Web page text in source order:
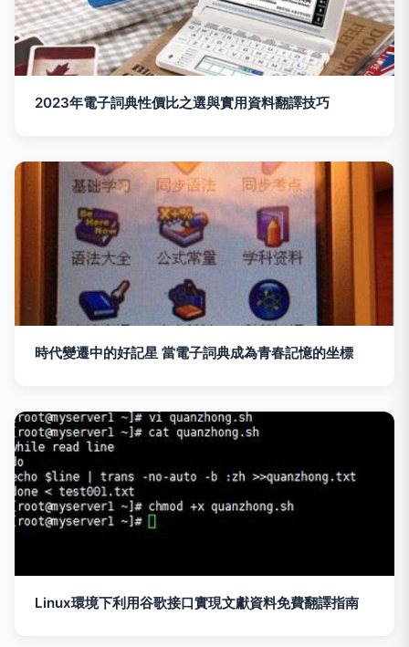
2023年電子詞典性價比之選與實用資料翻譯技巧
時代變遷中的好記星 當電子詞典成為青春記憶的坐標
Linux環境下利用谷歌接口實現文獻資料免費翻譯指南